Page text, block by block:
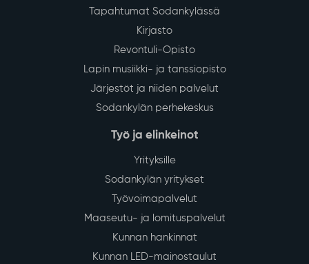
Tapahtumat Sodankylässä
Kirjasto
Revontuli-Opisto
Lapin musiikki- ja tanssiopisto
Järjestöt ja niiden palvelut
Sodankylän perhekeskus
Työ ja elinkeinot
Yrityksille
Sodankylän yritykset
Työvoimapalvelut
Maaseutu- ja lomituspalvelut
Kunnan hankinnat
Kunnan LED-mainostaulut